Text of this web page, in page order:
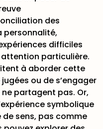
des
personnalité,
difficiles
attention particulière.
à aborder cette
ou de s’engager
partagent pas. Or,
symbolique
sens, pas comme